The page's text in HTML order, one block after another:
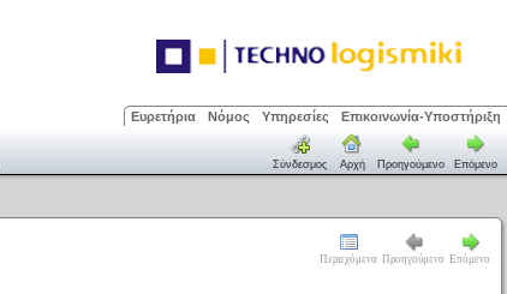
Ευρετήρια Νόμος Υπηρεσίες Επικοινωνία-Υποστήριξη
Σύνδεσμος Αρχή Προηγούμενο Επόμενο